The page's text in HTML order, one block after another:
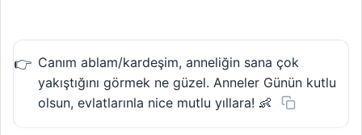
Canım ablam/kardeşim, anneliğin sana çok
yakıştığını görmek ne güzel. Anneler Günün kutlu
olsun, evlatlarınla nice mutlu yıllara! 👶